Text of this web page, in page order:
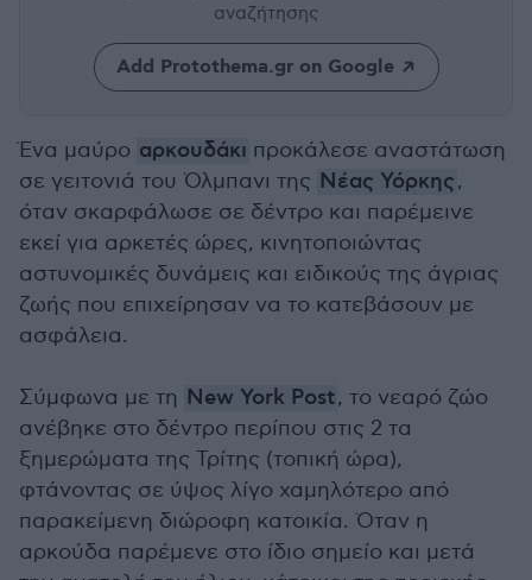
αναζήτησης
Add Protothema.gr on Google
Ένα μαύρο αρκουδάκι προκάλεσε αναστάτωση
σε γειτονιά του Όλμπανι της Νέας Υόρκης,
όταν σκαρφάλωσε σε δέντρο και παρέμεινε
εκεί για αρκετές ώρες, κινητοποιώντας
αστυνομικές δυνάμεις και ειδικούς της άγριας
ζωής που επιχείρησαν να το κατεβάσουν με
ασφάλεια.
Σύμφωνα με τη New York Post, το νεαρό ζώο
ανέβηκε στο δέντρο περίπου στις 2 τα
ξημερώματα της Τρίτης (τοπική ώρα),
φτάνοντας σε ύψος λίγο χαμηλότερο από
παρακείμενη διώροφη κατοικία. Όταν η
αρκούδα παρέμενε στο ίδιο σημείο και μετά